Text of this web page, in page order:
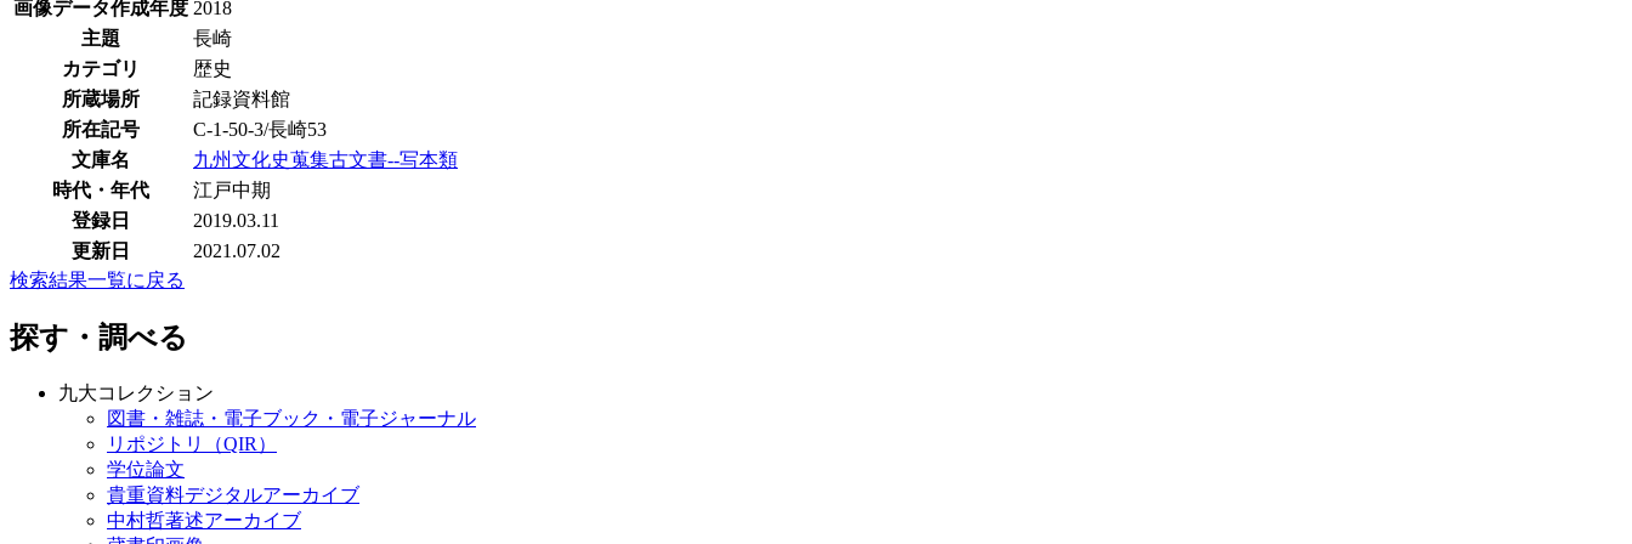
画像データ作成年度 2018
主題
長崎
カテゴリ
歴史
所蔵場所
記録資料館
所在記号
C-1-50-3/長崎53
文庫名
九州文化史蒐集古文書--写本類
時代・年代
江戸中期
登録日
2019.03.11
更新日
2021.07.02
検索結果一覧に戻る
探す・調べる
九大コレクション
図書・雑誌・電子ブック・電子ジャーナル
リポジトリ（QIR）
学位論文
貴重資料デジタルアーカイブ
中村哲著述アーカイブ